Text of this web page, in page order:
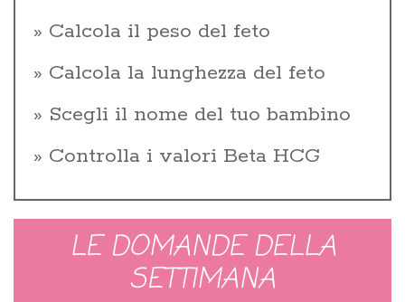
Calcola il peso del feto
Calcola la lunghezza del feto
Scegli il nome del tuo bambino
Controlla i valori Beta HCG
LE DOMANDE DELLA
SETTIMANA